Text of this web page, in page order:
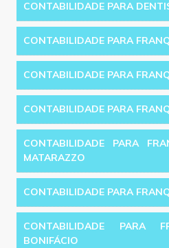
CONTABILIDADE PARA
CONTABILIDADE PARA
CONTABILIDADE PARA
CONTABILIDADE PARA
CONTABILIDADE PARA
MATARAZZO
CONTABILIDADE PARA
CONTABILIDADE PARA
BONIFÁCIO